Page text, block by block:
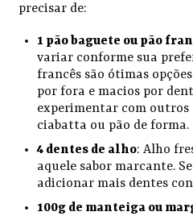
precisar de:
1 pão baguete ou pão
variar conforme sua
francês são ótimas
por fora e macios por
experimentar com outros
ciabatta ou pão de forma.
4 dentes de alho: Alho
aquele sabor marcante.
adicionar mais dentes
100g de manteiga ou